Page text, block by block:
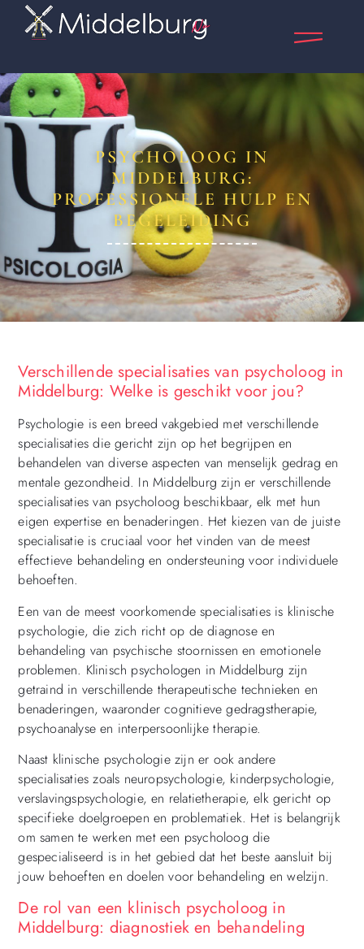
PSYCHOLOOG IN
MIDDELBURG:
PROFESSIONELE HULP EN
BEGELEIDING
Verschillende specialisaties van psycholoog in
Middelburg: Welke is geschikt voor jou?
Psychologie is een breed vakgebied met verschillende
specialisaties die gericht zijn op het begrijpen en
behandelen van diverse aspecten van menselijk gedrag en
mentale gezondheid. In Middelburg zijn er verschillende
specialisaties van psycholoog beschikbaar, elk met hun
eigen expertise en benaderingen. Het kiezen van de juiste
specialisatie is cruciaal voor het vinden van de meest
effectieve behandeling en ondersteuning voor individuele
behoeften.
Een van de meest voorkomende specialisaties is klinische
psychologie, die zich richt op de diagnose en
behandeling van psychische stoornissen en emotionele
problemen. Klinisch psychologen in Middelburg zijn
getraind in verschillende therapeutische technieken en
benaderingen, waaronder cognitieve gedragstherapie,
psychoanalyse en interpersoonlijke therapie.
Naast klinische psychologie zijn er ook andere
specialisaties zoals neuropsychologie, kinderpsychologie,
verslavingspsychologie, en relatietherapie, elk gericht op
specifieke doelgroepen en problematiek. Het is belangrijk
om samen te werken met een psycholoog die
gespecialiseerd is in het gebied dat het beste aansluit bij
jouw behoeften en doelen voor behandeling en welzijn.
De rol van een klinisch psycholoog in
Middelburg: diagnostiek en behandeling